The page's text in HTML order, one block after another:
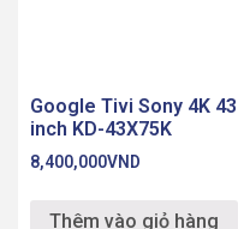
Google Tivi Sony 4K 43
inch KD-43X75K
8,400,000VND
Thêm vào giỏ hàng